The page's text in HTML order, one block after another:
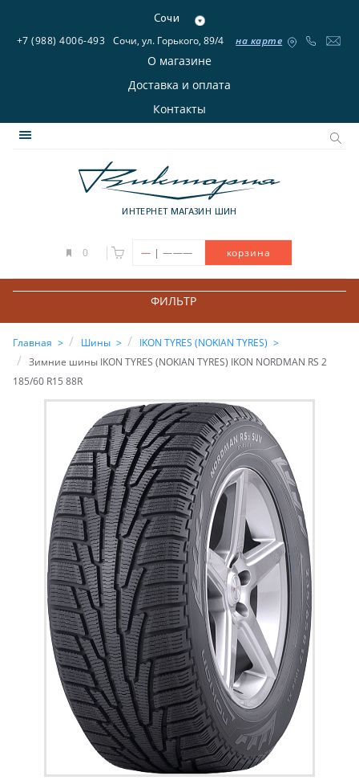
Сочи
+7 (988) 4006-493 Сочи, ул. Горького, 89/4 на карте
О магазине
Доставка и оплата
Контакты
ИНТЕРНЕТ МАГАЗИН ШИН
0 — | ——— корзина
ФИЛЬТР
Главная Шины
IKON TYRES (NOKIAN TYRES)
Зимние шины IKON TYRES (NOKIAN TYRES) IKON NORDMAN RS 2
185/60 R15 88R